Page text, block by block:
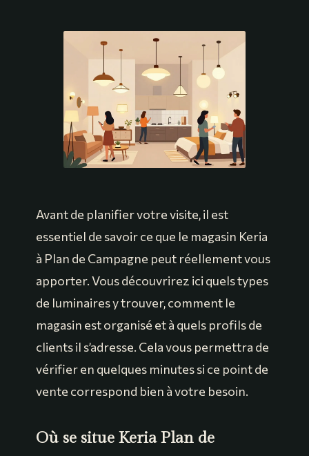
Avant de planifier votre visite, il est
essentiel de savoir ce que le magasin Keria
à Plan de Campagne peut réellement vous
apporter. Vous découvrirez ici quels types
de luminaires y trouver, comment le
magasin est organisé et à quels profils de
clients il s’adresse. Cela vous permettra de
vérifier en quelques minutes si ce point de
vente correspond bien à votre besoin.
Où se situe Keria Plan de